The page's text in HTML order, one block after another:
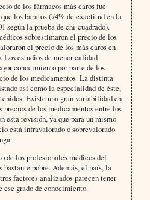
de los fármacos más caros fue
los baratos (74% de exactitud en la
según la prueba de chi-cuadrado).
sobrestimaron el precio de los
el precio de los más caros en
Los estudios de menor calidad
conocimiento por parte de los
de los medicamentos. La distinta
así como la especialidad de éste,
Existe una gran variabilidad en
de los medicamentos entre los
esta revisión, ya que para un mismo
está infravalorado o sobrevalorado
de los profesionales médicos del
bastante pobre. Además, el país, la
factores analizados parecen tener
ese grado de conocimiento.